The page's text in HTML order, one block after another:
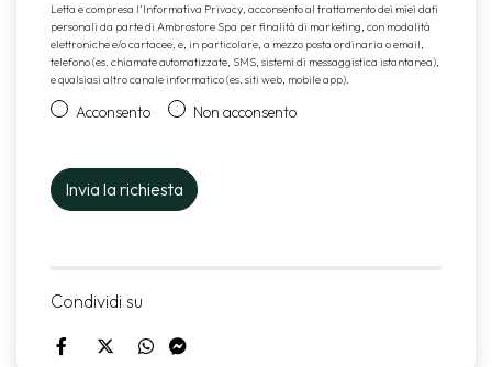
Letta e compresa l’Informativa Privacy, acconsento al trattamento dei miei dati
personali da parte di Ambrostore Spa per finalità di marketing, con modalità
elettroniche e/o cartacee, e, in particolare, a mezzo posta ordinaria o email,
telefono (es. chiamate automatizzate, SMS, sistemi di messaggistica istantanea),
e qualsiasi altro canale informatico (es. siti web, mobile app).
Acconsento Non acconsento
Condividi su